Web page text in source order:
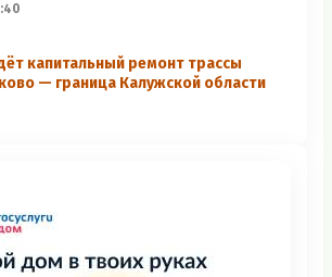
капитальный ремонт трассы
— граница Калужской области